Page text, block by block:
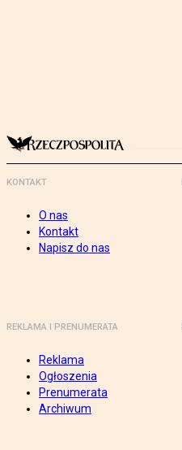
KONTAKT
O nas
Kontakt
Napisz do nas
REKLAMA I PRENUMERATA
Reklama
Ogłoszenia
Prenumerata
Archiwum